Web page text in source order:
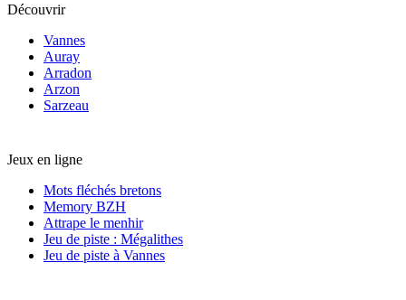
Découvrir
Vannes
Auray
Arradon
Arzon
Sarzeau
Jeux en ligne
Mots fléchés bretons
Memory BZH
Attrape le menhir
Jeu de piste : Mégalithes
Jeu de piste à Vannes